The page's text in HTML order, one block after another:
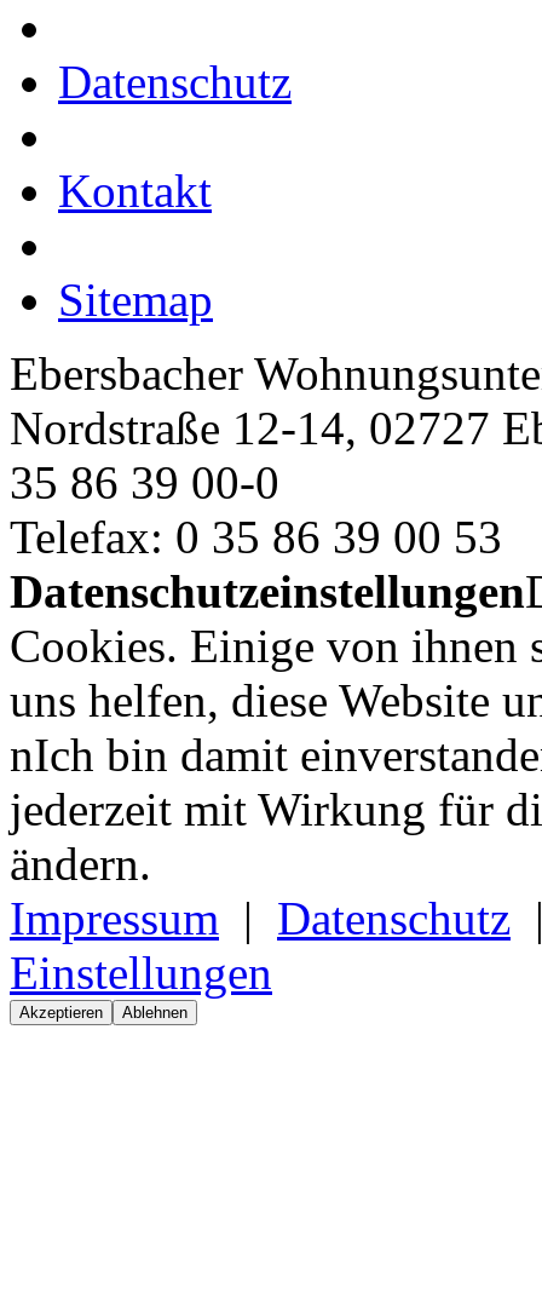
Datenschutz
Kontakt
Sitemap
Ebersbacher
Nordstraße 12-14, 02727
35 86 39 00-0
Telefax: 0 35 86 39 00 53
Datenschutzeinstellungen
Cookies. Einige von ihnen
uns helfen, diese Website
nIch bin damit
jederzeit mit Wirkung für
ändern.
Impressum | Datenschutz
Einstellungen
Akzeptieren Ablehnen